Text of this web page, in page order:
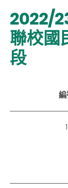
2022/
聯校國
段
1